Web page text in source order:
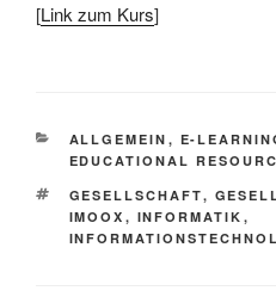
[Link zum Kurs]
KATEGORIEN
ALLGEMEIN , E-
EDUCATIONAL
SCHLAGWÖRTER
GESELLSCHAFT,
IMOOX , INFORMATIK ,